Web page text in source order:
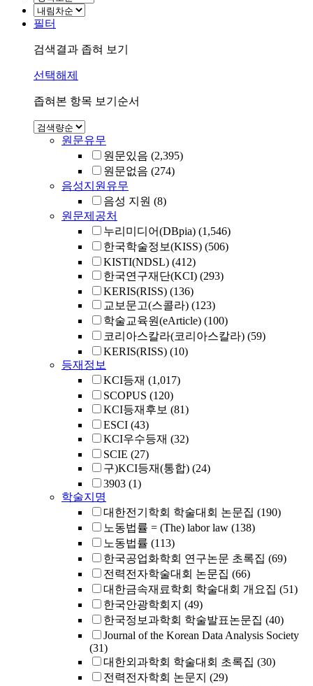
필터
검색결과 좁혀 보기
선택해제
좁혀본 항목 보기순서
원문유무
원문있음 (2,395)
원문없음 (274)
음성지원유무
음성 지원 (8)
원문제공처
누리미디어(DBpia) (1,546)
한국학술정보(KISS) (506)
KISTI(NDSL) (412)
한국연구재단(KCI) (293)
KERIS(RISS) (136)
교보문고(스콜라) (123)
학술교육원(eArticle) (100)
코리아스칼라(코리아스칼라) (59)
KERIS(RISS) (10)
등재정보
KCI등재 (1,017)
SCOPUS (120)
KCI등재후보 (81)
ESCI (43)
KCI우수등재 (32)
SCIE (27)
구)KCI등재(통합) (24)
3903 (1)
학술지명
대한전기학회 학술대회 논문집 (190)
노동법률 = (The) labor law (138)
노동법률 (113)
한국공업화학회 연구논문 초록집 (69)
전력전자학술대회 논문집 (66)
대한금속재료학회 학술대회 개요집 (51)
한국안광학회지 (49)
한국정보과학회 학술발표논문집 (40)
Journal of the Korean Data Analysis Society
(31)
대한외과학회 학술대회 초록집 (30)
전력전자학회 논문지 (29)